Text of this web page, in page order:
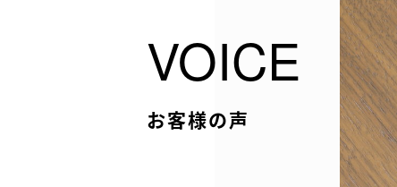
VOICE
お客様の声